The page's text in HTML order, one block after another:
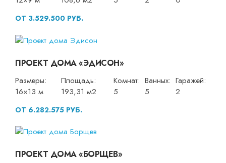
ОТ 3.529.500 РУБ.
ПРОЕКТ ДОМА «ЭДИСОН»
Размеры:
16×13 м
Площадь:
193,31 м2
Комнат:
5
Ванных:
5
Гаражей:
2
ОТ 6.282.575 РУБ.
ПРОЕКТ ДОМА «БОРЩЕВ»